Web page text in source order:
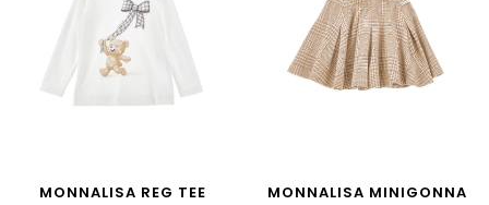
MONNALISA REG TEE
MONNALISA MINIGONNA